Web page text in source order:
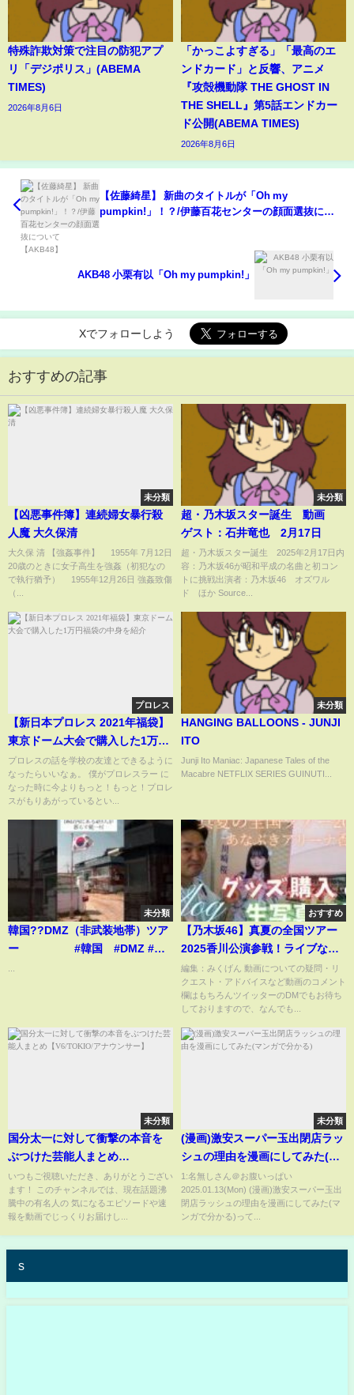
特殊詐欺対策で注目の防犯アプ
リ「デジポリス」(ABEMA
TIMES)
2026年8月6日
「かっこよすぎる」「最高のエ
ンドカード」と反響、アニメ
『攻殻機動隊 THE GHOST IN
THE SHELL』第5話エンドカー
ド公開(ABEMA TIMES)
2026年8月6日
【佐藤綺星】 新曲のタイトルが「Oh my
pumpkin!」！？/伊藤百花センターの顔面選抜につ
AKB48 小栗有以「Oh my pumpkin!」
Xでフォローしよう
おすすめの記事
未分類
【凶悪事件簿】連続婦女暴行殺
人魔 大久保清
大久保 清 【強姦事件】 1955年 7月12日
20歳のときに女子高生を強姦（初犯なの
で執行猶予） 1955年12月26日 強姦致傷
（...
未分類
超・乃木坂スター誕生 動画
ゲスト：石井竜也 2月17日
超・乃木坂スター誕生 2025年2月17日内
容：乃木坂46が昭和平成の名曲と初コン
トに挑戦出演者：乃木坂46 オズワル
ド ほか Source...
プロレス
【新日本プロレス 2021年福袋】
東京ドーム大会で購入した1万円
福袋の中身を紹介
プロレスの話を学校の友達とできるように
なったらいいなぁ。 僕がプロレスラー に
なった時に今よりもっと！もっと！プロレ
スがもりあがっているとい...
未分類
HANGING BALLOONS - JUNJI
ITO
Junji Ito Maniac: Japanese Tales of the
Macabre NETFLIX SERIES GUINUTI...
未分類
韓国??DMZ（非武装地帯）ツア
ー #韓国 #DMZ #非
おすすめ
【乃木坂46】真夏の全国ツアー
2025香川公演参戦！ライブなし
でも物販＆生写真トレードで大
満喫✨ #乃木坂46 #真夏の全国
ツアー
編集：みくげん 動画についての疑問・リ
クエスト・アドバイスなど動画のコメント
欄はもちろんツイッターのDMでもお待ち
しておりますので、なんでも...
未分類
国分太一に対して衝撃の本音を
ぶつけた芸能人まとめ
【V6/TOKIO/アナウンサー】
いつもご視聴いただき、ありがとうござい
ます！ このチャンネルでは、現在話題沸
騰中の有名人の 気になるエピソードや速
報を動画でじっくりお届けし...
未分類
(漫画)激安スーパー玉出閉店ラッ
シュの理由を漫画にしてみた(マ
ンガで分かる)
1:名無しさん＠お腹いっぱい
2025.01.13(Mon) (漫画)激安スーパー玉出
閉店ラッシュの理由を漫画にしてみた(マ
ンガで分かる)って...
s